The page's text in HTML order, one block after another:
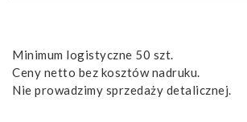
Minimum logistyczne 50 szt.
Ceny netto bez kosztów nadruku.
Nie prowadzimy sprzedaży detalicznej.